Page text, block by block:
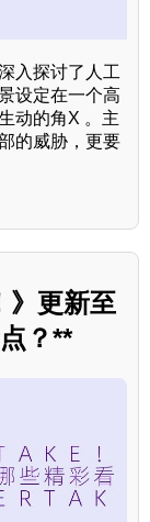
入探讨了人工
设定在一个高
动的角X 。主
的威胁，更要
》更新至
？**